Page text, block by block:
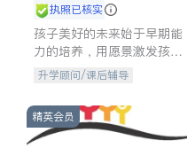
执照已核实
孩子美好的未来始于早期能
力的培养，用愿景激发孩子
的学习潜力和动力。理念：
石。
升学顾问/课后辅导
精英会员